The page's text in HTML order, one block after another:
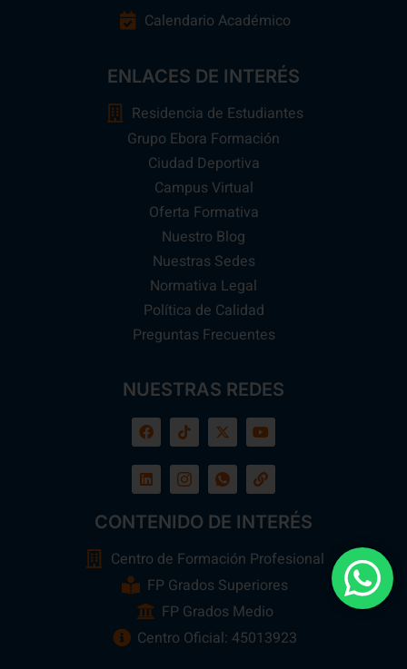
Calendario Académico
ENLACES DE INTERÉS
Residencia de Estudiantes
Grupo Ebora Formación
Ciudad Deportiva
Campus Virtual
Oferta Formativa
Nuestro Blog
Nuestras Sedes
Normativa Legal
Política de Calidad
Preguntas Frecuentes
NUESTRAS REDES
CONTENIDO DE INTERÉS
Centro de Formación Profesional
FP Grados Superiores
FP Grados Medio
Centro Oficial: 45013923